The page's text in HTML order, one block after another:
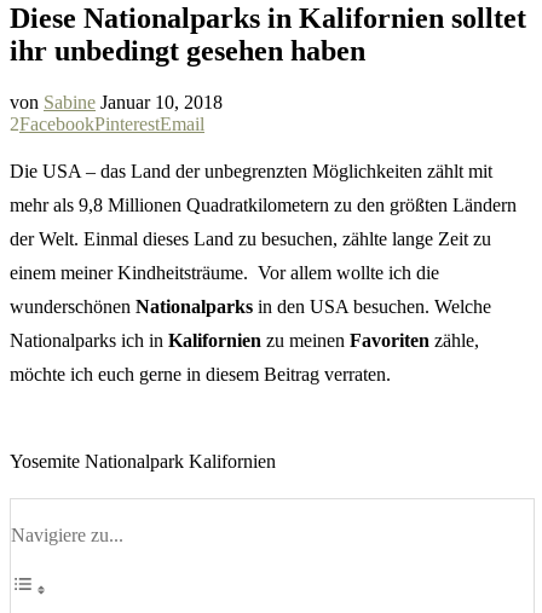
Diese Nationalparks in Kalifornien solltet
ihr unbedingt gesehen haben
von Sabine Januar 10, 2018
2FacebookPinterestEmail
Die USA – das Land der unbegrenzten Möglichkeiten zählt mit
mehr als 9,8 Millionen Quadratkilometern zu den größten Ländern
der Welt. Einmal dieses Land zu besuchen, zählte lange Zeit zu
einem meiner Kindheitsträume. Vor allem wollte ich die
wunderschönen Nationalparks in den USA besuchen. Welche
Nationalparks ich in Kalifornien zu meinen Favoriten zähle,
möchte ich euch gerne in diesem Beitrag verraten.
Yosemite Nationalpark Kalifornien
Navigiere zu...